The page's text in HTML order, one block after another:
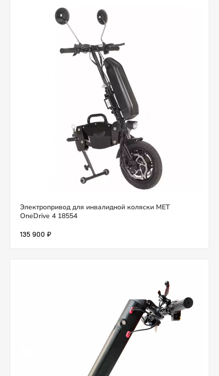
Электропривод для инвалидной коляски MET
OneDrive 4 18554
135 900 ₽